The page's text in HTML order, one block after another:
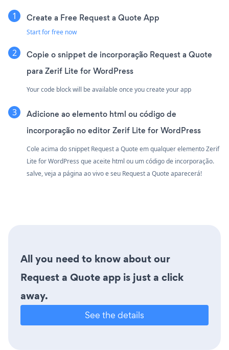
Create a Free Request a Quote App
Start for free now
Copie o snippet de incorporação Request a Quote
para Zerif Lite for WordPress
Your code block will be available once you create your app
Adicione ao elemento html ou código de
incorporação no editor Zerif Lite for WordPress
Cole acima do snippet Request a Quote em qualquer elemento Zerif
Lite for WordPress que aceite html ou um código de incorporação.
salve, veja a página ao vivo e seu Request a Quote aparecerá!
All you need to know about our
Request a Quote app is just a click
away.
See the details